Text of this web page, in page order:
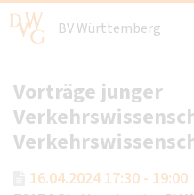
BV Württemberg
Vorträge junger
16.04.2024 17:30 - 19:00